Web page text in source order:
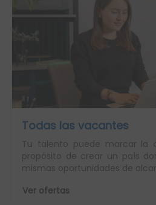
Todas las vacantes
Tu talento puede marcar la
propósito de crear un país
mismas oportunidades de
Ver ofertas